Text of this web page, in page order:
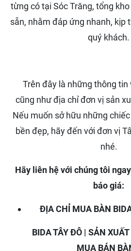
từng có tại Sóc Trăng, tổng
sẵn, nhằm đáp ứng nhanh, kịp
quý khách.
Trên đây là những thông tin
cũng như địa chỉ đơn vị sản
Nếu muốn sở hữu những chiếc
bền đẹp, hãy đến với đơn vị
nhé.
Hãy liên hệ với chúng tôi
báo giá:
ĐỊA CHỈ MUA BÀN
BIDA TÂY ĐÔ | SẢN
MUA BÁN